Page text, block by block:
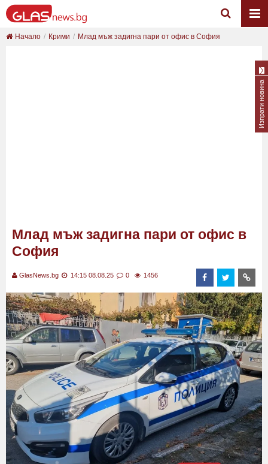
Начало Крими Млад мъж задигна пари от офис в София
Млад мъж задигна пари от офис в
София
GlasNews.bg 14:15 08.08.25 0 1456
Изпрати новина